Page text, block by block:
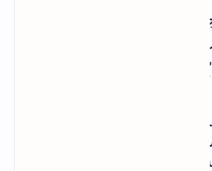
میر درد
علی آتش
سودا نے کل کتنی
ہیں؟